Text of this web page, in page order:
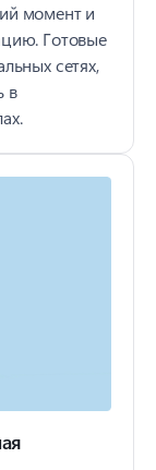
момент и
Готовые
сетях,
в